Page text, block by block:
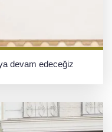
devam edeceğiz